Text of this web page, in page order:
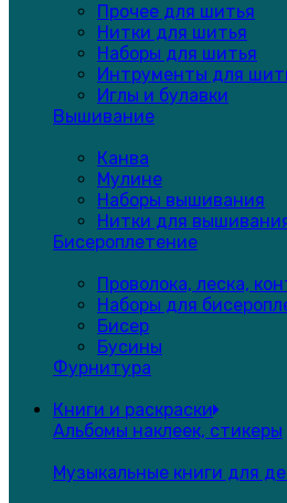
Прочее для шитья
Нитки для шитья
Наборы для шитья
Интрументы для
Иглы и булавки
Вышивание
Канва
Мулине
Наборы вышивания
Нитки для
Бисероплетение
Проволока, леска,
Наборы для
Бисер
Бусины
Фурнитура
Книги и раскраски
Альбомы наклеек, стикеры
Музыкальные книги для